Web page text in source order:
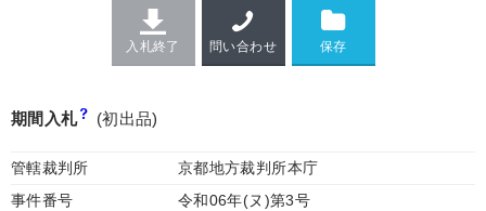
入札終了 問い合わせ
期間入札 (初出品)
管轄裁判所
京都地方裁判所本庁
事件番号
令和06年(ヌ)第3号